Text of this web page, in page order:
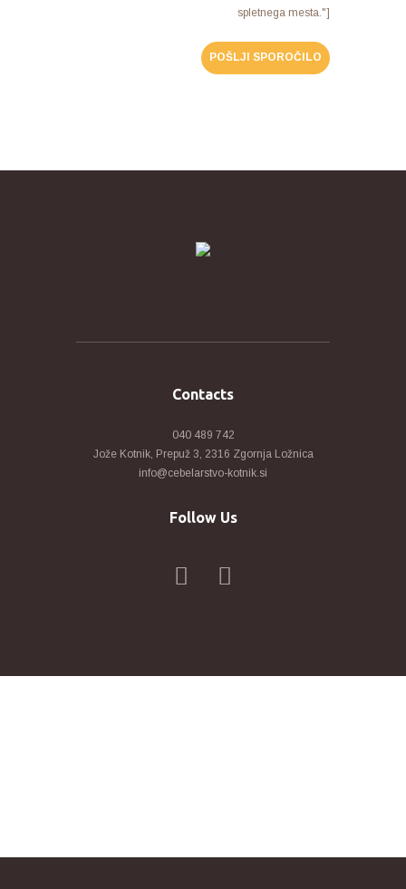
spletnega mesta."]
Contacts
040 489 742
Jože Kotnik, Prepuž 3, 2316 Zgornja Ložnica
info@cebelarstvo-kotnik.si
Follow Us